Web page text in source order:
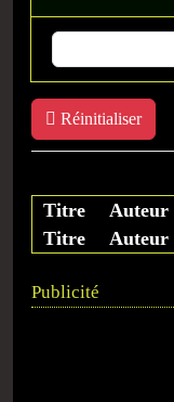
Réinitialiser
Titre Auteur
Titre
Auteur
Publicité